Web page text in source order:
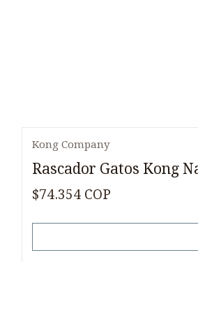
Kong Company
Rascador Gatos Kong
$74.354 COP